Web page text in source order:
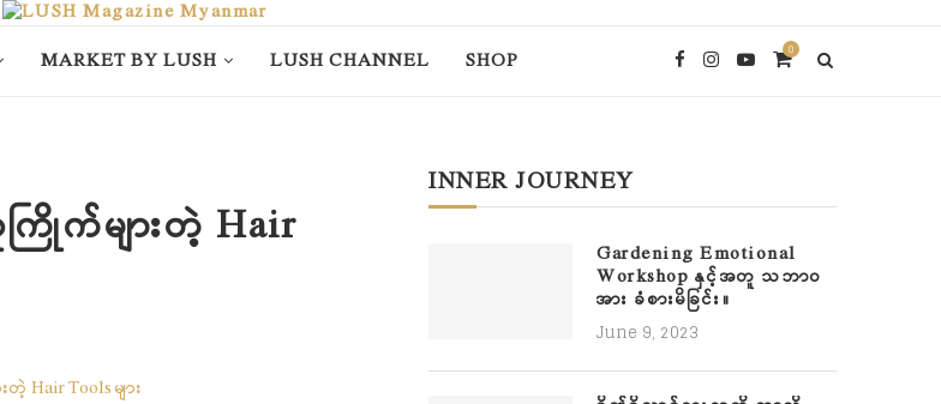
MARKET BY LUSH LUSH CHANNEL SHOP 0
က်များတဲ့ Hair
INNER JOURNEY
Gardening Emotional
Workshop နှင့်အတူ သဘာဝ
အား ခံစားမိခြင်း။
June 9, 2023